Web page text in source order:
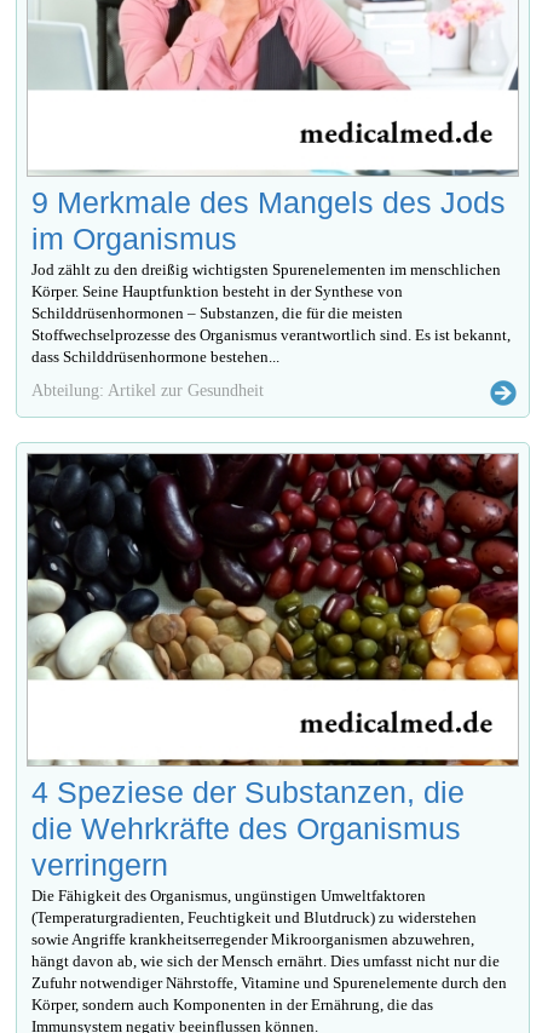
9 Merkmale des Mangels des Jods
im Organismus
Jod zählt zu den dreißig wichtigsten Spurenelementen im menschlichen
Körper. Seine Hauptfunktion besteht in der Synthese von
Schilddrüsenhormonen – Substanzen, die für die meisten
Stoffwechselprozesse des Organismus verantwortlich sind. Es ist bekannt,
dass Schilddrüsenhormone bestehen...
Abteilung: Artikel zur Gesundheit
4 Speziese der Substanzen, die
die Wehrkräfte des Organismus
verringern
Die Fähigkeit des Organismus, ungünstigen Umweltfaktoren
(Temperaturgradienten, Feuchtigkeit und Blutdruck) zu widerstehen
sowie Angriffe krankheitserregender Mikroorganismen abzuwehren,
hängt davon ab, wie sich der Mensch ernährt. Dies umfasst nicht nur die
Zufuhr notwendiger Nährstoffe, Vitamine und Spurenelemente durch den
Körper, sondern auch Komponenten in der Ernährung, die das
Immunsystem negativ beeinflussen können.